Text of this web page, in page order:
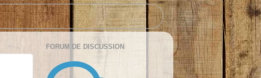
FORUM DE DISCUSSION